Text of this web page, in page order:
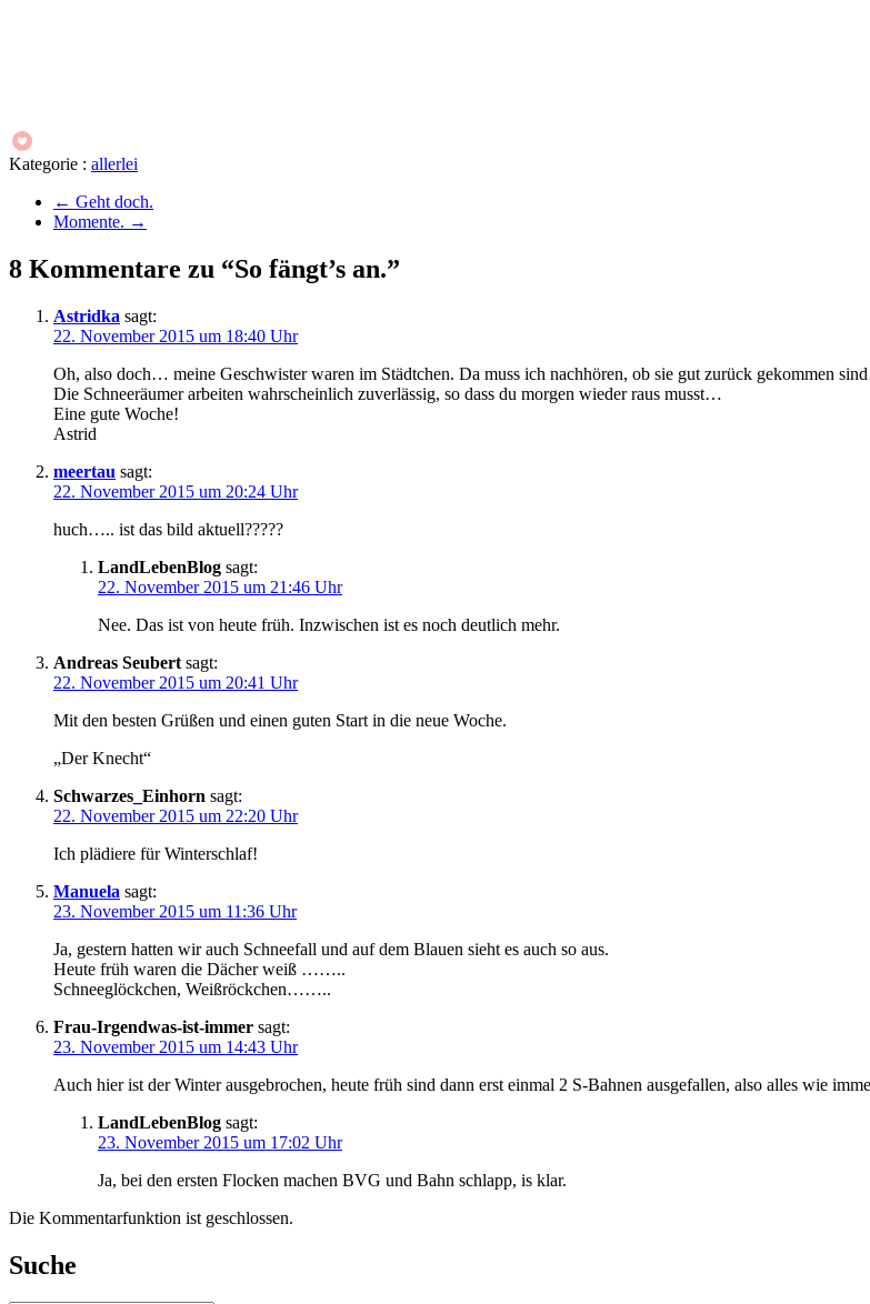
Kategorie : allerlei
← Geht doch.
Momente. →
8 Kommentare zu “So fängt’s an.”
Astridka sagt:
22. November 2015 um 18:40 Uhr
Oh, also doch… meine Geschwister waren im Städtchen. Da muss ich nachhören, ob sie gut zurück gekommen
Die Schneeräumer arbeiten wahrscheinlich zuverlässig, so dass du morgen wieder raus musst…
Eine gute Woche!
Astrid
meertau sagt:
22. November 2015 um 20:24 Uhr
huch….. ist das bild aktuell?????
LandLebenBlog sagt:
22. November 2015 um 21:46 Uhr
Nee. Das ist von heute früh. Inzwischen ist es noch deutlich mehr.
Andreas Seubert sagt:
22. November 2015 um 20:41 Uhr
Mit den besten Grüßen und einen guten Start in die neue Woche.
„Der Knecht“
Schwarzes_Einhorn sagt:
22. November 2015 um 22:20 Uhr
Ich plädiere für Winterschlaf!
Manuela sagt:
23. November 2015 um 11:36 Uhr
Ja, gestern hatten wir auch Schneefall und auf dem Blauen sieht es auch so aus.
Heute früh waren die Dächer weiß ……..
Schneeglöckchen, Weißröckchen……..
Frau-Irgendwas-ist-immer sagt:
23. November 2015 um 14:43 Uhr
Auch hier ist der Winter ausgebrochen, heute früh sind dann erst einmal 2 S-Bahnen ausgefallen, also alles wie
LandLebenBlog sagt:
23. November 2015 um 17:02 Uhr
Ja, bei den ersten Flocken machen BVG und Bahn schlapp, is klar.
Die Kommentarfunktion ist geschlossen.
Suche